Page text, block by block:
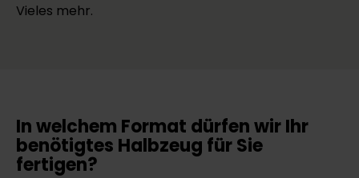
Vieles mehr.
In welchem Format dürfen wir Ihr
benötigtes Halbzeug für Sie
fertigen?